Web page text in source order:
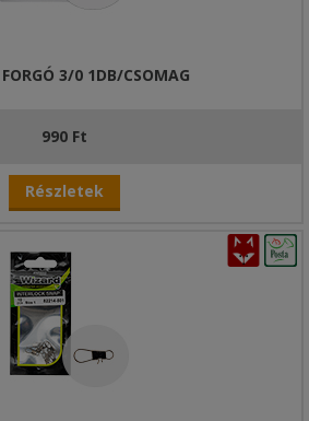
3/0 1DB/CSOMAG
990 Ft
Részletek